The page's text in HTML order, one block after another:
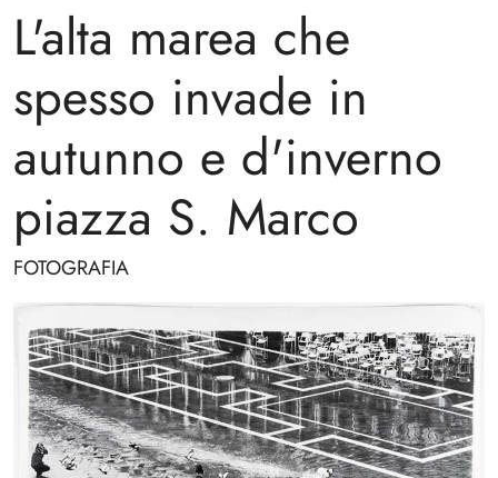
L'alta marea che
spesso invade in
autunno e d'inverno
piazza S. Marco
FOTOGRAFIA